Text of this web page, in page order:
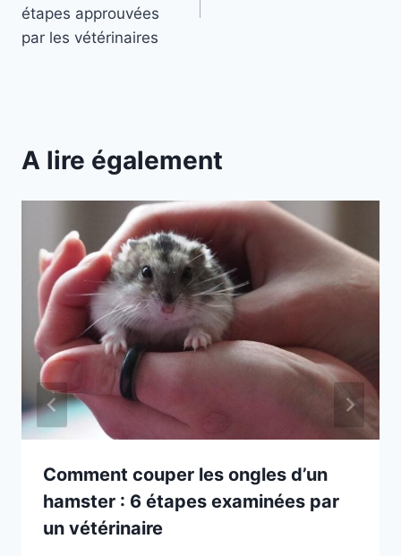
l’article
étapes approuvées
par les vétérinaires
A lire également
Comment couper les ongles d’un
hamster : 6 étapes examinées par
un vétérinaire